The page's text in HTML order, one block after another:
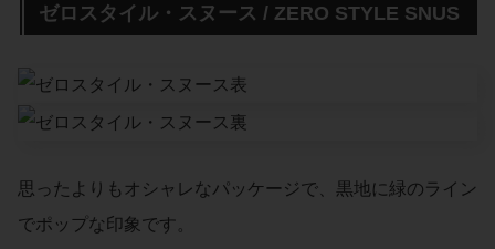
ゼロスタイル・スヌース / ZERO STYLE SNUS
思ったよりもオシャレなパッケージで、黒地に緑のライン
でポップな印象です。